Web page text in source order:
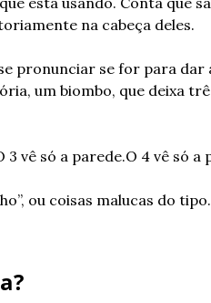
na cabeça deles.
pronunciar se for para dar
um biombo, que deixa
3 vê só a parede.O 4 vê só a
ou coisas malucas do tipo.